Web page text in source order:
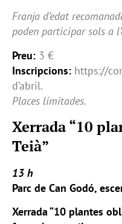
Franja d’edat
poden participar sols a
Preu: 3 €
Inscripcions: https://
d’abril.
Places limitades.
Xerrada “10
Teià”
13 h
Parc de Can Godó,
Xerrada “10 plantes